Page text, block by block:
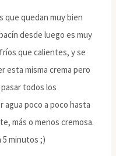
que quedan muy bien
desde luego es muy
que calientes, y se
esta misma crema pero
todos los
agua poco a poco hasta
más o menos cremosa.
5 minutos ;)